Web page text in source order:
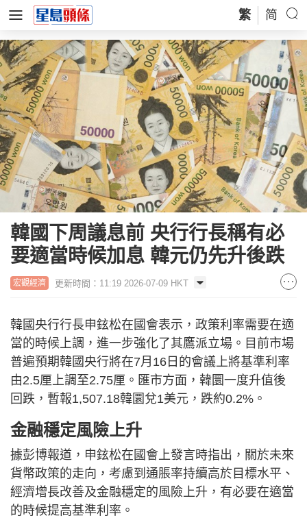
繁 简
韓國下周議息前 央行行長稱有必
要適當時候加息 韓元仍先升後跌
宏觀經濟 更新時間：11:19 2026-07-09 HKT
韓國央行行長申鉉松在國會表示，政策利率需要在適
當的時候上調，進一步強化了其鷹派立場。目前市場
普遍預期韓國央行將在7月16日的會議上將基準利率
由2.5厘上調至2.75厘。匯市方面，韓圜一度升值後
回跌，暫報1,507.18韓圜兌1美元，跌約0.2%。
金融穩定風險上升
據彭博報道，申鉉松在國會上發言時指出，關於未來
貨幣政策的走向，考慮到通脹率持續高於目標水平、
經濟增長改善及金融穩定的風險上升，有必要在適當
的時候提高基準利率。